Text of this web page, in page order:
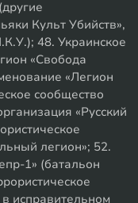
Культ Убийств»,
48. Украинское
«Свобода
«Легион
сообщество
«Русский
легион»; 52.
1» (батальон
исправительном